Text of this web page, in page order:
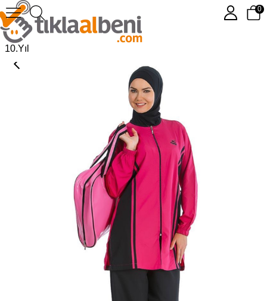
10.Yıl
0
Tam Tesettür Mayo - Armes 306975-05